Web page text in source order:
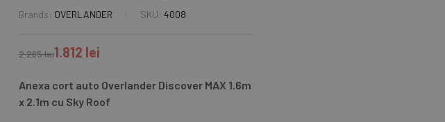
Brands: OVERLANDER SKU: 4008
2.265lei1.812 lei
Anexa cort auto Overlander Discover MAX 1.6m
x 2.1m cu Sky Roof